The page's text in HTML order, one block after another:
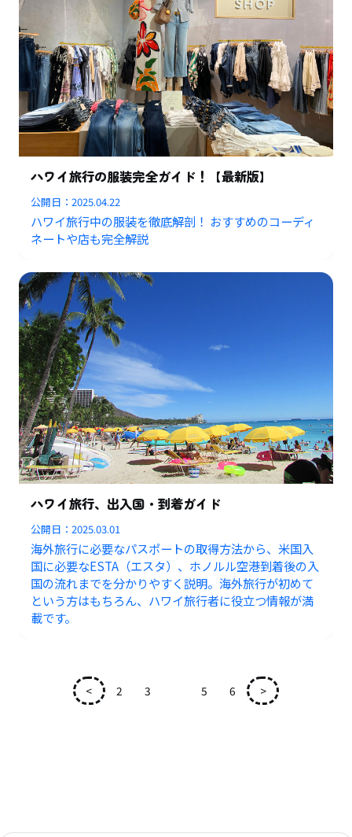
ハワイ旅行の服装完全ガイド！【最新版】
公開日：2025.04.22
ハワイ旅行中の服装を徹底解剖！ おすすめのコーディ
ネートや店も完全解説
ハワイ旅行、出入国・到着ガイド
公開日：2025.03.01
海外旅行に必要なパスポートの取得方法から、米国入
国に必要なESTA（エスタ）、ホノルル空港到着後の入
国の流れまでを分かりやすく説明。海外旅行が初めて
という方はもちろん、ハワイ旅行者に役立つ情報が満
載です。
< 2 3 5 6 >